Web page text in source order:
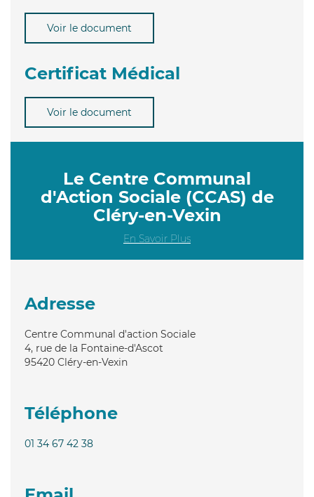
Voir le document
Certificat Médical
Voir le document
Le Centre Communal
d'Action Sociale (CCAS) de
Cléry-en-Vexin
En Savoir Plus
Adresse
Centre Communal d'action Sociale
4, rue de la Fontaine-d'Ascot
95420 Cléry-en-Vexin
Téléphone
01 34 67 42 38